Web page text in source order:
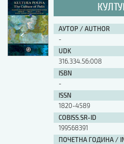
ПРЕГЛЕД
УПУТСТВА
Правилник о издавачкој
Упутство ауторима
Упутство уредницима
Изјава о ауторству
Изјава о лектури
Изјава о коришћењу ауторског
Упутство за бирање лиценце
Уговор са аутором
АУТОР / AUTHOR
-
UDK
316.334.56:008
ISBN
-
ISSN
1820-4589
COBISS.SR-ID
199568391
ПОЧЕТНА ГОДИНА /